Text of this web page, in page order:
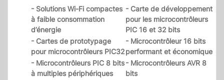
- Solutions Wi-Fi compactes
à faible consommation
d’énergie
- Carte de développement
pour les microcontrôleurs
PIC 16 et 32 bits
- Cartes de prototypage
pour microcontrôleurs PIC32
- Microcontrôleur 16 bits
performant et économique
- Microcontrôleurs PIC 8 bits
à multiples périphériques
- Microcontrôleurs AVR 8
bits